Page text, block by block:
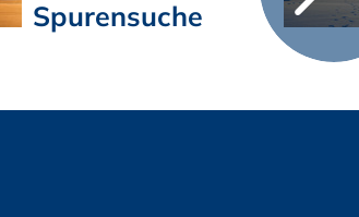
Spurensuche